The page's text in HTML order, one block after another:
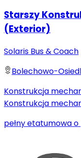
Starszy
(Exterior)
Solaris Bus & Coach
Bolechowo-
Konstrukcja
Konstrukcja
pełny etatumowa